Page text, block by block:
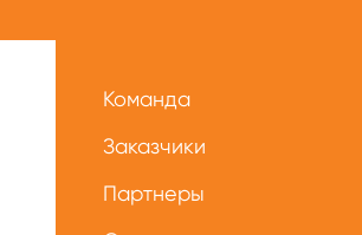
Команда
Заказчики
Партнеры